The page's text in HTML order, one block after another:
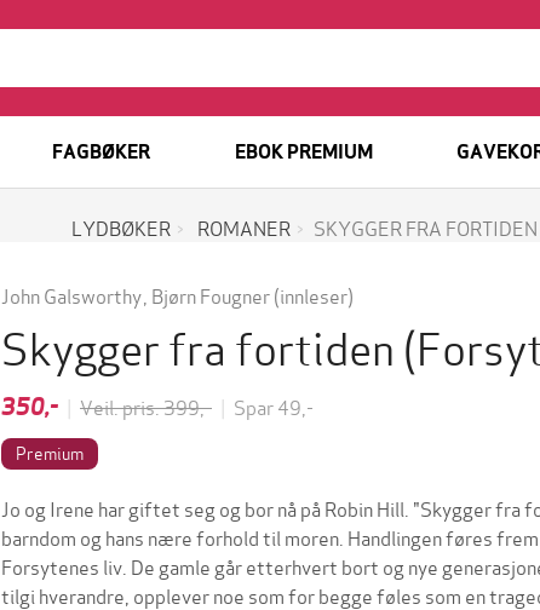
FAGBØKER EBOK PREMIUM
LYDBØKER ROMANER SKYGGER FRA FORTIDEN
John Galsworthy Bjørn Fougner(innleser)
Skygger fra fortiden
350,- | Veil. pris: 399,- | Spar 49,-
Premium
Jo og Irene har giftet seg og bor nå på Robin Hill. "Skygger fra
barndom og hans nære forhold til moren. Handlingen føres
Forsytenes liv. De gamle går etterhvert bort og nye
tilgi hverandre, opplever noe som for begge føles som en